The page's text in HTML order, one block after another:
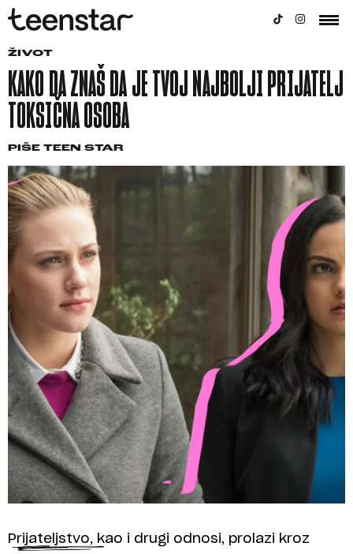
ŽIVOT
KAKO DA ZNAŠ DA JE TVOJ NAJBOLJI PRIJATELJ
TOKSIČNA OSOBA
PIŠE TEEN STAR
Prijateljstvo, kao i drugi odnosi, prolazi kroz